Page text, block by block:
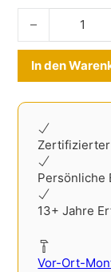
In den
Persönliche
13+ Jahre
Vor-Ort-